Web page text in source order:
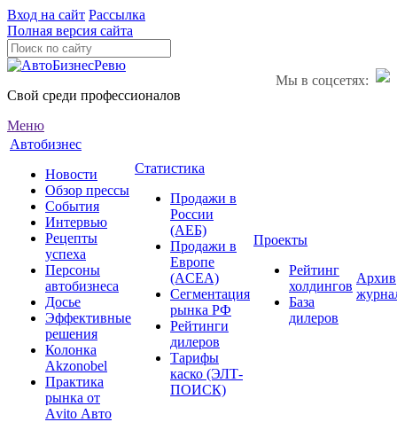
Вход на сайт Рассылка
Полная версия сайта
Мы в соцсетях:
Свой среди профессионалов
Меню
Автобизнес
Новости
Обзор прессы
События
Интервью
Рецепты
успеха
Персоны
автобизнеса
Досье
Эффективные
решения
Колонка
Akzonobel
Практика
рынка от
Аvito Авто
Статистика
Продажи в
России
(АЕБ)
Продажи в
Европе
(ACEA)
Сегментация
рынка РФ
Рейтинги
дилеров
Тарифы
каско (ЭЛТ-
ПОИСК)
Проекты
Рейтинг
холдингов
База
дилеров
Архив